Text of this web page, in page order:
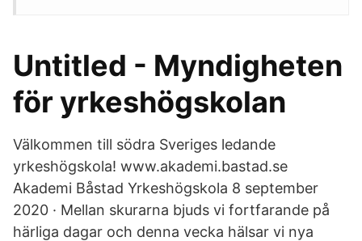
Untitled - Myndigheten
för yrkeshögskolan
Välkommen till södra Sveriges ledande
yrkeshögskola! www.akademi.bastad.se
Akademi Båstad Yrkeshögskola 8 september
2020 · Mellan skurarna bjuds vi fortfarande på
härliga dagar och denna vecka hälsar vi nya